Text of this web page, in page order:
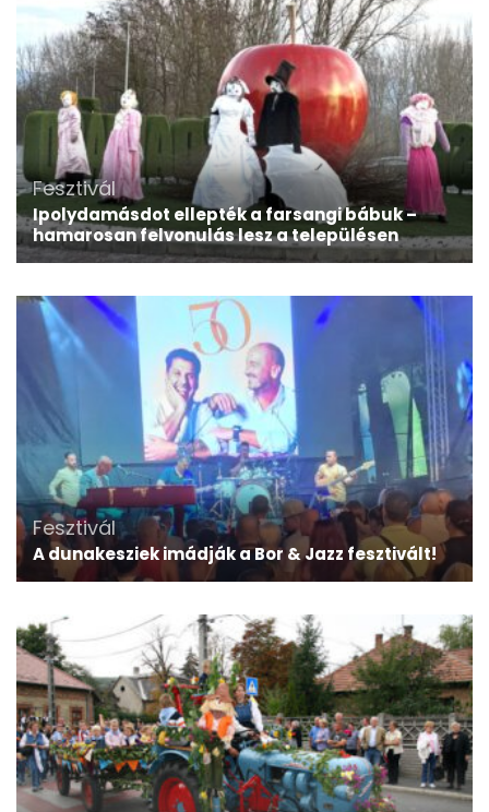
Fesztivál
Ipolydamásdot ellepték a farsangi bábuk –
hamarosan felvonulás lesz a településen
Fesztivál
A dunakesziek imádják a Bor & Jazz fesztivált!